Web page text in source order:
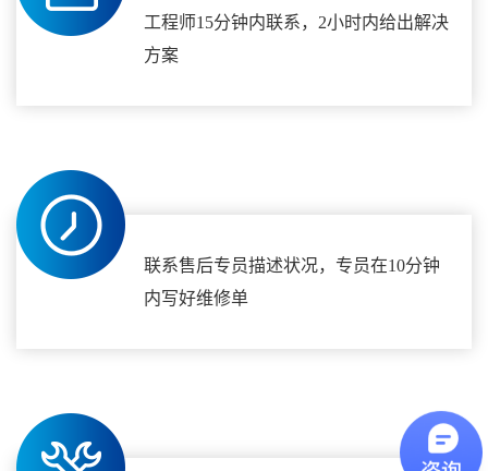
工程师15分钟内联系，2小时内给出解决
方案
联系售后专员描述状况，专员在10分钟
内写好维修单